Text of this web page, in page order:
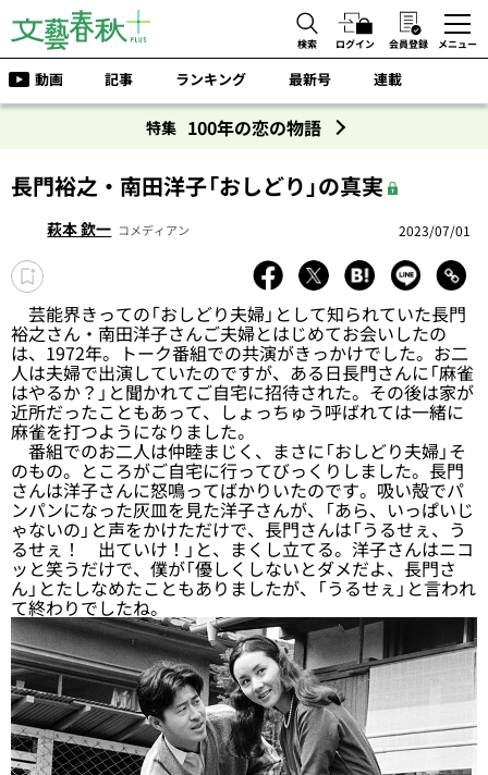
検索 ログイン 会員登録 メニュー
動画 記事 ランキング 最新号 連載
特集 100年の恋の物語
長門裕之・南田洋子「おしどり」の真実
萩本 欽一 コメディアン 2023/07/01
芸能界きっての「おしどり夫婦」として知られていた長門
裕之さん・南田洋子さんご夫婦とはじめてお会いしたの
は、1972年。トーク番組での共演がきっかけでした。お二
人は夫婦で出演していたのですが、ある日長門さんに「麻雀
はやるか？」と聞かれてご自宅に招待された。その後は家が
近所だったこともあって、しょっちゅう呼ばれては一緒に
麻雀を打つようになりました。
番組でのお二人は仲睦まじく、まさに「おしどり夫婦」そ
のもの。ところがご自宅に行ってびっくりしました。長門
さんは洋子さんに怒鳴ってばかりいたのです。吸い殻でパ
ンパンになった灰皿を見た洋子さんが、「あら、いっぱいじ
ゃないの」と声をかけただけで、長門さんは「うるせぇ、う
るせぇ！ 出ていけ！」と、まくし立てる。洋子さんはニコ
ッと笑うだけで、僕が「優しくしないとダメだよ、長門さ
ん」とたしなめたこともありましたが、「うるせぇ」と言われ
て終わりでしたね。